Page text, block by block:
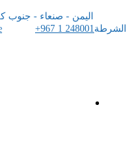
اليمن - صنعاء - جنوب
الشرطة+967 1 248001